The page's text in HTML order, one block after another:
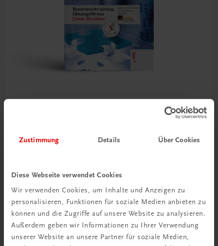
Zustimmung Details Über Cookies
Diese Webseite verwendet Cookies
Wir verwenden Cookies, um Inhalte und Anzeigen zu
personalisieren, Funktionen für soziale Medien anbieten zu
können und die Zugriffe auf unsere Website zu analysieren.
Außerdem geben wir Informationen zu Ihrer Verwendung
unserer Website an unsere Partner für soziale Medien,
Businesstraining, Projektmanagement, Übungsfirma
TRAUNER-DigiBox